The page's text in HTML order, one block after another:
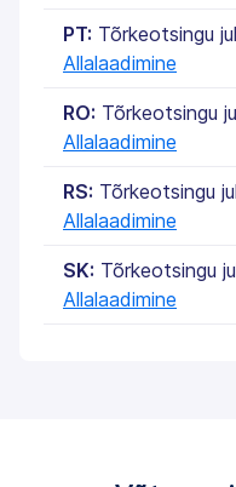
PT: Tõrkeotsingu
Allalaadimine
RO: Tõrkeotsingu
Allalaadimine
RS: Tõrkeotsingu
Allalaadimine
SK: Tõrkeotsingu
Allalaadimine